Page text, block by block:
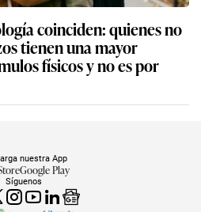
coinciden: quienes no
tienen una mayor
físicos y no es por
Síguenos
nuestra App
Google Play